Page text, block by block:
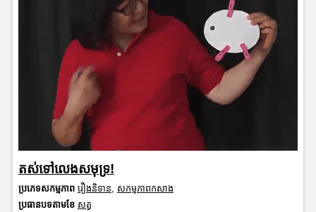
តស់ទៅលេងសមុទ្រ!
ប្រភេទសកម្មភាព រឿងនិទាន
សកម្មភាពកសាង
ប្រធានបទតាមខែ សត្វ